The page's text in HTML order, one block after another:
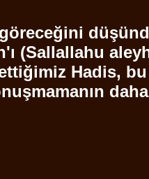
(Sallallahu
Hadis,